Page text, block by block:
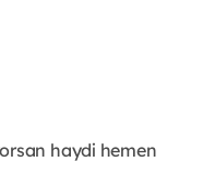
haydi hemen